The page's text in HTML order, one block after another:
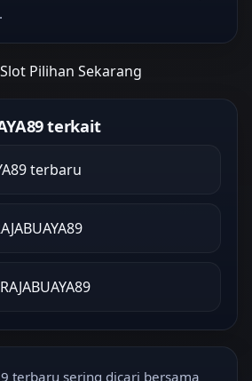
Pilihan Sekarang
terkait
terbaru
terbaru sering dicari bersama